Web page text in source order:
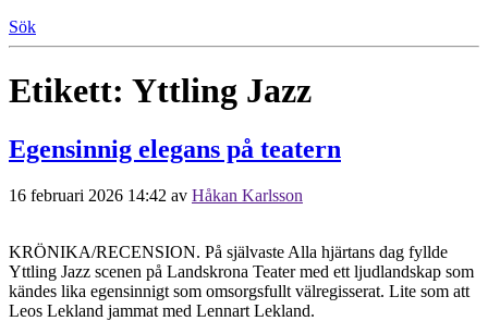
Sök
Etikett: Yttling Jazz
Egensinnig elegans på teatern
16 februari 2026 14:42 av Håkan Karlsson
KRÖNIKA/RECENSION. På självaste Alla hjärtans dag fyllde
Yttling Jazz scenen på Landskrona Teater med ett ljudlandskap som
kändes lika egensinnigt som omsorgsfullt välregisserat. Lite som att
Leos Lekland jammat med Lennart Lekland.